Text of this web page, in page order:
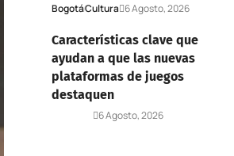
BogotáCultura 6 Agosto, 2026
Características clave que
ayudan a que las nuevas
plataformas de juegos
destaquen
6 Agosto, 2026